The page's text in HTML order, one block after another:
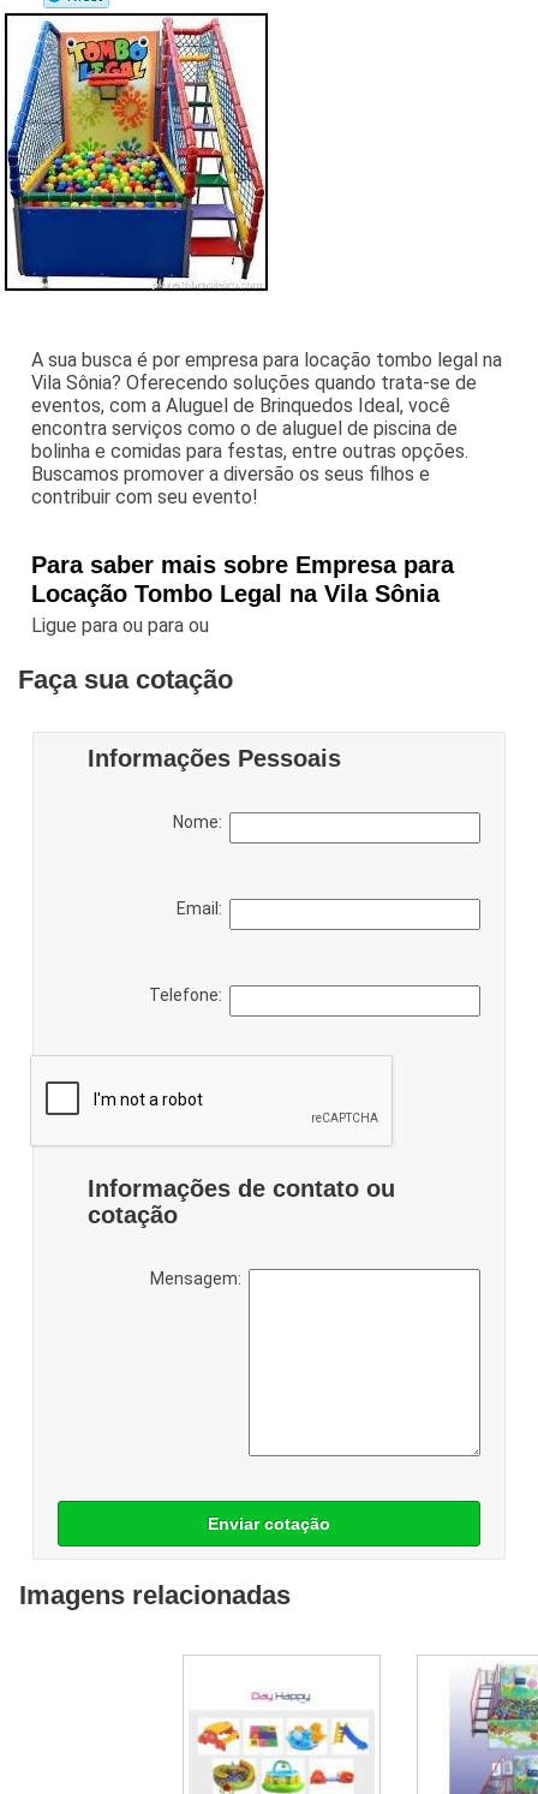
A sua busca é por empresa para locação tombo legal na
Vila Sônia? Oferecendo soluções quando trata-se de
eventos, com a Aluguel de Brinquedos Ideal, você
encontra serviços como o de aluguel de piscina de
bolinha e comidas para festas, entre outras opções.
Buscamos promover a diversão os seus filhos e
contribuir com seu evento!
Para saber mais sobre Empresa para
Locação Tombo Legal na Vila Sônia
Ligue paraou paraou
Faça sua cotação
Informações Pessoais
Nome:
Email:
Telefone:
Informações de contato ou
cotação
Mensagem:
Enviar cotação
Imagens relacionadas